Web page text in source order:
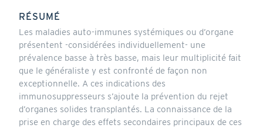
RÉSUMÉ
Les maladies auto-immunes systémiques ou d’organe
présentent -considérées individuellement- une
prévalence basse à très basse, mais leur multiplicité fait
que le généraliste y est confronté de façon non
exceptionnelle. A ces indications des
immunosuppresseurs s’ajoute la prévention du rejet
d’organes solides transplantés. La connaissance de la
prise en charge des effets secondaires principaux de ces